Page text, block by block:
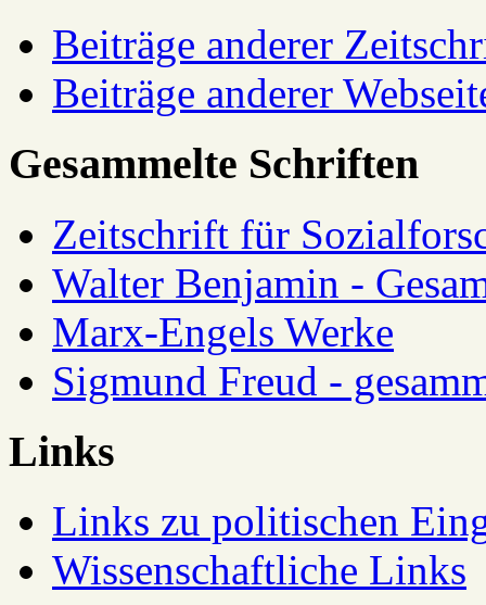
Beiträge anderer
Beiträge anderer
Gesammelte Schriften
Zeitschrift für
Walter Benjamin -
Marx-Engels Werke
Sigmund Freud -
Links
Links zu politischen
Wissenschaftliche Links